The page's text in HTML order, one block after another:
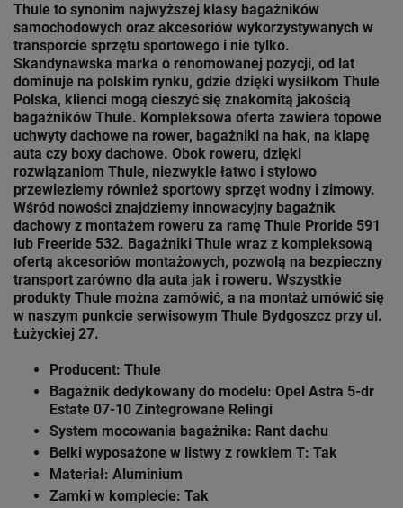
Thule to synonim najwyższej klasy bagażników
samochodowych oraz akcesoriów wykorzystywanych w
transporcie sprzętu sportowego i nie tylko.
Skandynawska marka o renomowanej pozycji, od lat
dominuje na polskim rynku, gdzie dzięki wysiłkom Thule
Polska, klienci mogą cieszyć się znakomitą jakością
bagażników Thule. Kompleksowa oferta zawiera topowe
uchwyty dachowe na rower, bagażniki na hak, na klapę
auta czy boxy dachowe. Obok roweru, dzięki
rozwiązaniom Thule, niezwykle łatwo i stylowo
przewieziemy również sportowy sprzęt wodny i zimowy.
Wśród nowości znajdziemy innowacyjny bagażnik
dachowy z montażem roweru za ramę Thule Proride 591
lub Freeride 532. Bagażniki Thule wraz z kompleksową
ofertą akcesoriów montażowych, pozwolą na bezpieczny
transport zarówno dla auta jak i roweru. Wszystkie
produkty Thule można zamówić, a na montaż umówić się
w naszym punkcie serwisowym Thule Bydgoszcz przy ul.
Łużyckiej 27.
Producent: Thule
Bagażnik dedykowany do modelu: Opel Astra 5-dr
Estate 07-10 Zintegrowane Relingi
System mocowania bagażnika: Rant dachu
Belki wyposażone w listwy z rowkiem T: Tak
Materiał: Aluminium
Zamki w komplecie: Tak